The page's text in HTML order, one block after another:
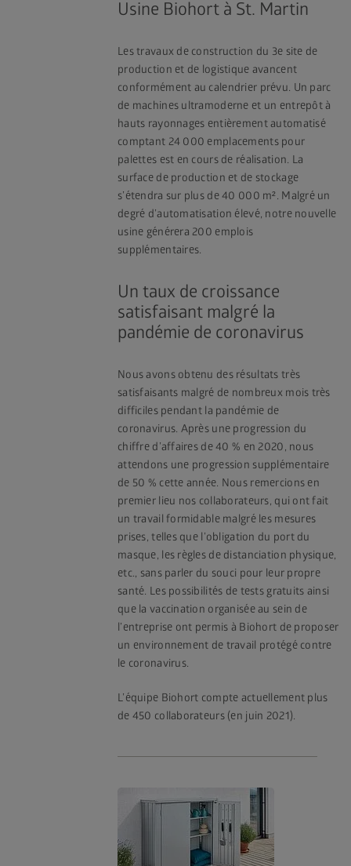
Usine Biohort à St. Martin
Les travaux de construction du 3e site de
production et de logistique avancent
conformément au calendrier prévu. Un parc
de machines ultramoderne et un entrepôt à
hauts rayonnages entièrement automatisé
comptant 24 000 emplacements pour
palettes est en cours de réalisation. La
surface de production et de stockage
s’étendra sur plus de 40 000 m². Malgré un
degré d’automatisation élevé, notre nouvelle
usine générera 200 emplois
supplémentaires.
Un taux de croissance
satisfaisant malgré la
pandémie de coronavirus
Nous avons obtenu des résultats très
satisfaisants malgré de nombreux mois très
difficiles pendant la pandémie de
coronavirus. Après une progression du
chiffre d’affaires de 40 % en 2020, nous
attendons une progression supplémentaire
de 50 % cette année. Nous remercions en
premier lieu nos collaborateurs, qui ont fait
un travail formidable malgré les mesures
prises, telles que l’obligation du port du
masque, les règles de distanciation physique,
etc., sans parler du souci pour leur propre
santé. Les possibilités de tests gratuits ainsi
que la vaccination organisée au sein de
l’entreprise ont permis à Biohort de proposer
un environnement de travail protégé contre
le coronavirus.
L’équipe Biohort compte actuellement plus
de 450 collaborateurs (en juin 2021).